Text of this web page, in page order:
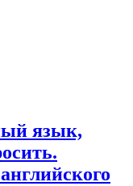
язык,